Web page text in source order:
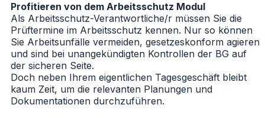
Profitieren von dem Arbeitsschutz Modul
Als Arbeitsschutz-Verantwortliche/r müssen Sie die
Prüftermine im Arbeitsschutz kennen. Nur so können
Sie Arbeitsunfälle vermeiden, gesetzeskonform agieren
und sind bei unangekündigten Kontrollen der BG auf
der sicheren Seite.
Doch neben Ihrem eigentlichen Tagesgeschäft bleibt
kaum Zeit, um die relevanten Planungen und
Dokumentationen durchzuführen.